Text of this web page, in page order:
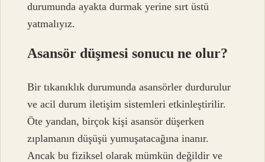
durumunda ayakta durmak yerine sırt üstü
yatmalıyız.
Asansör düşmesi sonucu ne olur?
Bir tıkanıklık durumunda asansörler durdurulur
ve acil durum iletişim sistemleri etkinleştirilir.
Öte yandan, birçok kişi asansör düşerken
zıplamanın düşüşü yumuşatacağına inanır.
Ancak bu fiziksel olarak mümkün değildir ve